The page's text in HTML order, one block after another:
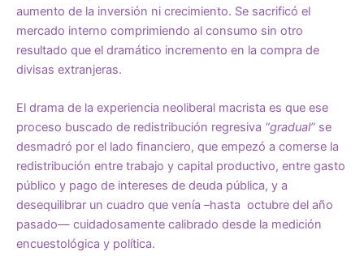
aumento de la inversión ni crecimiento. Se sacrificó el
mercado interno comprimiendo al consumo sin otro
resultado que el dramático incremento en la compra de
divisas extranjeras.
El drama de la experiencia neoliberal macrista es que ese
proceso buscado de redistribución regresiva “gradual” se
desmadró por el lado financiero, que empezó a comerse la
redistribución entre trabajo y capital productivo, entre gasto
público y pago de intereses de deuda pública, y a
desequilibrar un cuadro que venía –hasta octubre del año
pasado— cuidadosamente calibrado desde la medición
encuestológica y política.